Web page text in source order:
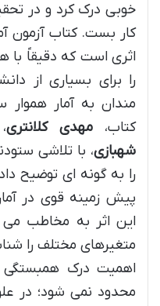
خوبی درک کرد و در
کار بست. کتاب آزمون
اثری است که دقیقاً
را برای بسیاری از
مندان به آمار
کتاب،مهدی کلانتری
شهبازی، با تلاشی
را به گونه ای توضیح
پیش زمینه قوی در
این اثر به مخاطب می
متغیرهای مختلف را
اهمیت درک همبستگی
محدود نمی شود؛ در